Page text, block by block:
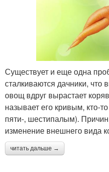
Существует и еще одна
сталкиваются дачники,
овощ вдруг вырастает
называет его кривым, кто-
пяти-, шестипалым).
изменение внешнего вида
читать дальше →